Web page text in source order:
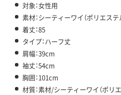
対象：女性用
素材：シーティーワイ（ポリエステ
着丈：85
タイプ：ハーフ丈
肩幅：39cm
袖丈：54cm
胸囲：101cm
材質：素材/シーティーワイ（ポリ